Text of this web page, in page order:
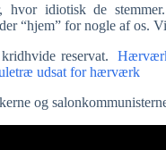
hvor idiotisk de
“hjem” for nogle af os.
kridhvide reservat.
udsat for hærværk
og